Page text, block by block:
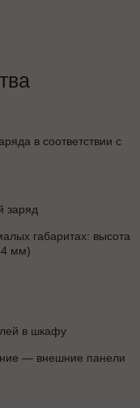
в соответствии с
заряд
габаритах: высота
мм)
в шкафу
— внешние панели